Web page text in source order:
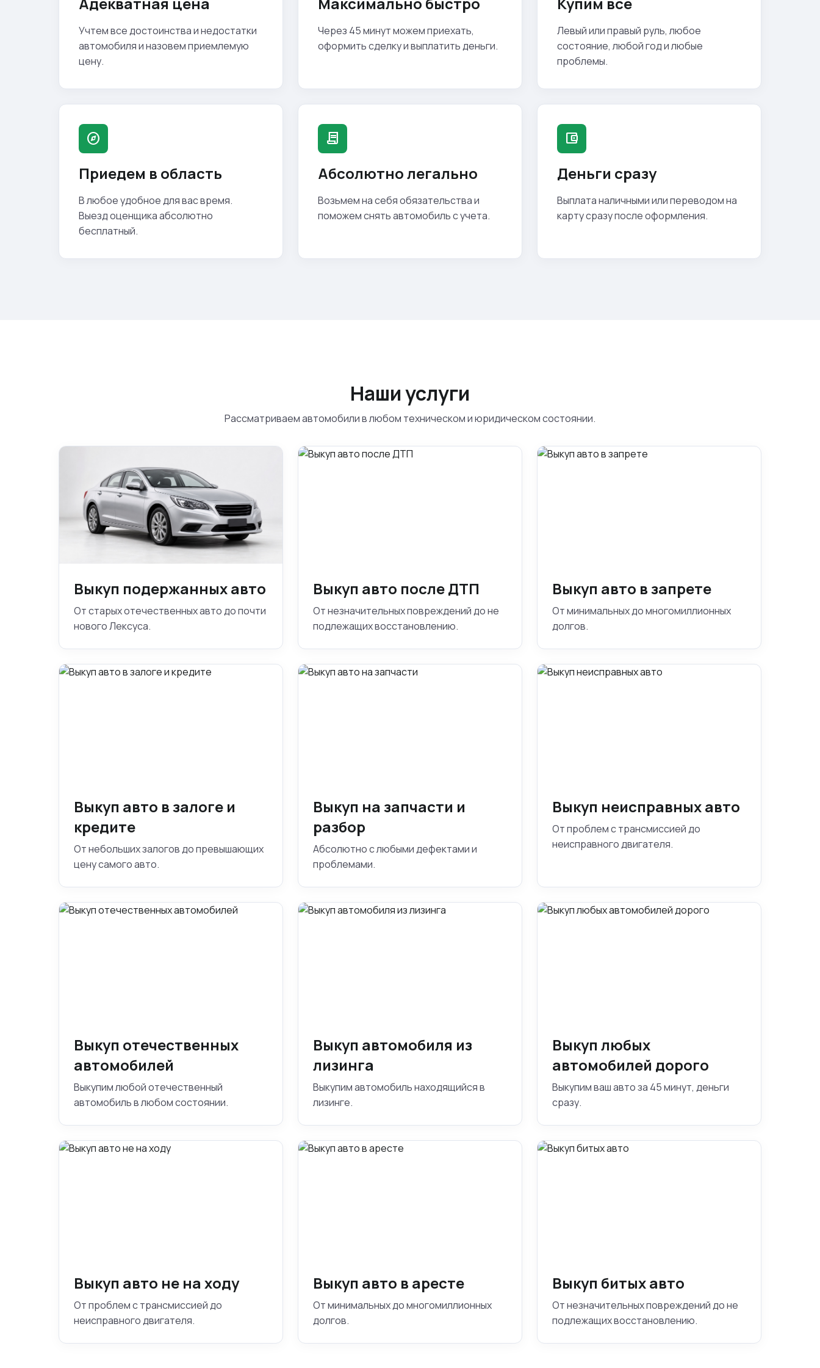
Учтем все достоинства и недостатки
автомобиля и назовем приемлемую
цену.
Через 45 минут можем приехать,
оформить сделку и выплатить деньги.
Левый или правый руль, любое
состояние, любой год и любые
проблемы.
explore
Приедем в область
В любое удобное для вас время.
Выезд оценщика абсолютно
бесплатный.
contract
Абсолютно легально
Возьмем на себя обязательства и
поможем снять автомобиль с учета.
account_balance_wallet
Деньги сразу
Выплата наличными или переводом на
карту сразу после оформления.
Наши услуги
Рассматриваем автомобили в любом техническом и юридическом состоянии.
Выкуп подержанных авто
От старых отечественных авто до почти
нового Лексуса.
Выкуп авто после ДТП
От незначительных повреждений до не
подлежащих восстановлению.
Выкуп авто в запрете
От минимальных до многомиллионных
долгов.
Выкуп авто в залоге и
кредите
От небольших залогов до превышающих
цену самого авто.
Выкуп на запчасти и
разбор
Абсолютно с любыми дефектами и
проблемами.
Выкуп неисправных авто
От проблем с трансмиссией до
неисправного двигателя.
Выкуп отечественных
автомобилей
Выкупим любой отечественный
автомобиль в любом состоянии.
Выкуп автомобиля из
лизинга
Выкупим автомобиль находящийся в
лизинге.
Выкуп любых
автомобилей дорого
Выкупим ваш авто за 45 минут, деньги
сразу.
Выкуп авто не на ходу
От проблем с трансмиссией до
неисправного двигателя.
Выкуп авто в аресте
От минимальных до многомиллионных
долгов.
Выкуп битых авто
От незначительных повреждений до не
подлежащих восстановлению.